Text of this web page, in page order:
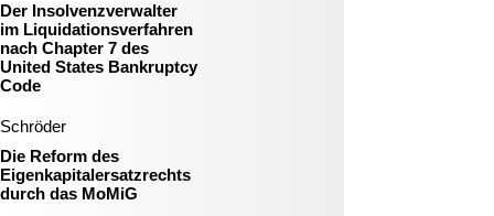
Der Insolvenzverwalter
im Liquidationsverfahren
nach Chapter 7 des
United States Bankruptcy
Code
Schröder
Die Reform des
Eigenkapitalersatzrechts
durch das MoMiG